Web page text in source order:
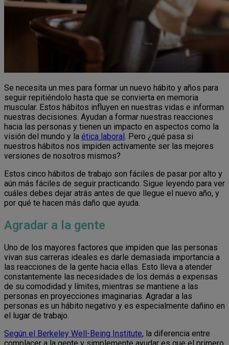
Se necesita un mes para formar un nuevo hábito y años para
seguir repitiéndolo hasta que se convierta en memoria
muscular. Estos hábitos influyen en nuestras vidas e informan
nuestras decisiones. Ayudan a formar nuestras reacciones
hacia las personas y tienen un impacto en aspectos como la
visión del mundo y la ética laboral . Pero ¿qué pasa si
nuestros hábitos nos impiden activamente ser las mejores
versiones de nosotros mismos?
Estos cinco hábitos de trabajo son fáciles de pasar por alto y
aún más fáciles de seguir practicando. Sigue leyendo para ver
cuáles debes dejar atrás antes de que llegue el nuevo año, y
por qué te hacen más daño que ayuda.
Agradar a la gente
Uno de los mayores factores que impiden que las personas
vivan sus carreras ideales es darle demasiada importancia a
las reacciones de la gente hacia ellas. Esto lleva a atender
constantemente las necesidades de los demás a expensas
de su comodidad y límites, mientras se mantiene a las
personas en proyecciones imaginarias. Agradar a las
personas es un hábito negativo y es especialmente dañino en
el lugar de trabajo.
Según el Berkeley Well-Being Institute, la diferencia entre